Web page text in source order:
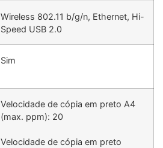
Wireless 802.11 b/g/n, Ethernet, Hi-
Speed USB 2.0
Sim
Velocidade de cópia em preto A4
(max. ppm): 20
Velocidade de cópia em preto